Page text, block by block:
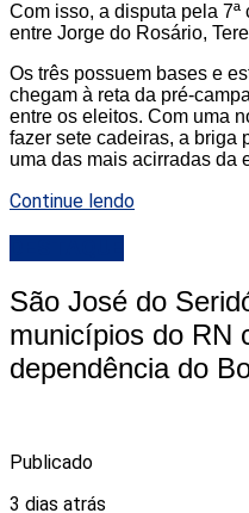
Com isso, a disputa pela
entre Jorge do Rosário,
Os três possuem bases e
chegam à reta da pré-
entre os eleitos. Com uma
fazer sete cadeiras, a briga
uma das mais acirradas da
Continue lendo
São José do
municípios do RN
dependência do
Publicado
3 dias atrás